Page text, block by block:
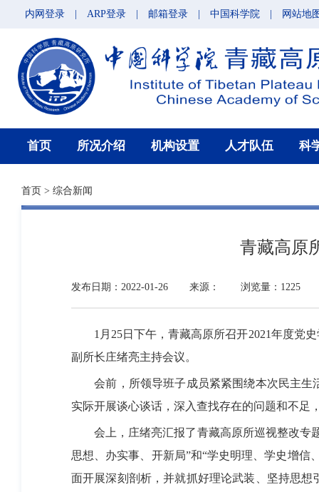
内网登录 ARP登录 邮箱登录 中国科学院 网站地
首页 所况介绍 机构设置 人才队伍 科
首页 > 综合新闻
青藏高原
发布日期：2022-01-26 来源： 浏览量：1225
1 月 25日下午，青藏高原所召开2021年度党
副所长庄绪亮主持会议。
会前，所领导班子成员紧紧围绕本次民主
实际开展谈心谈话，深入查找存在的问题和不足
会上，庄绪亮汇报了青藏高原所巡视整改专
思想、办实事、开新局”和“学史明理、学史增
面开展深刻剖析，并就抓好理论武装、坚持思